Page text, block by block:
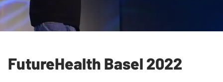
FutureHealth Basel 2022